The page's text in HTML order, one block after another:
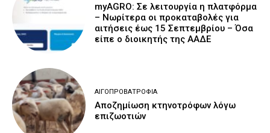
myAGRO: Σε λειτουργία η πλατφόρμα
– Νωρίτερα οι προκαταβολές για
αιτήσεις έως 15 Σεπτεμβρίου – Όσα
είπε ο διοικητής της ΑΑΔΕ
ΑΙΓΟΠΡΟΒΑΤΡΟΦΊΑ
Αποζημίωση κτηνοτρόφων λόγω
επιζωοτιών